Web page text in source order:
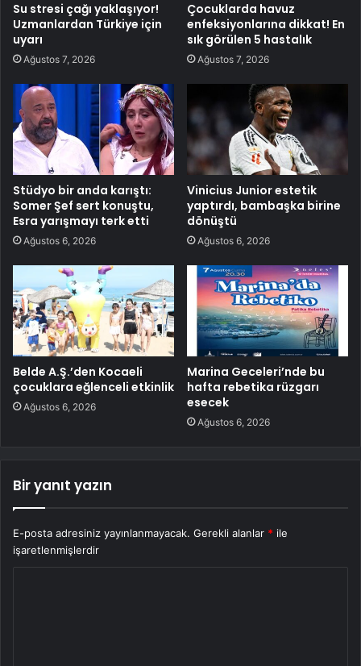
Su stresi çağı yaklaşıyor!
Uzmanlardan Türkiye için
uyarı
Ağustos 7, 2026
Çocuklarda havuz
enfeksiyonlarına dikkat! En
sık görülen 5 hastalık
Ağustos 7, 2026
Stüdyo bir anda karıştı:
Somer Şef sert konuştu,
Esra yarışmayı terk etti
Ağustos 6, 2026
Vinicius Junior estetik
yaptırdı, bambaşka birine
dönüştü
Ağustos 6, 2026
Belde A.Ş.’den Kocaeli
çocuklara eğlenceli etkinlik
Ağustos 6, 2026
Marina Geceleri’nde bu
hafta rebetika rüzgarı
esecek
Ağustos 6, 2026
Bir yanıt yazın
E-posta adresiniz yayınlanmayacak. Gerekli alanlar * ile
işaretlenmişlerdir